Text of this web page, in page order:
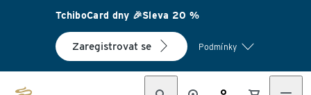
TchiboCard dny 🎉Sleva 20 %
Zaregistrovat se Podmínky